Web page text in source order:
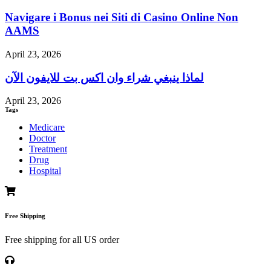
Navigare i Bonus nei Siti di Casino Online Non
AAMS
April 23, 2026
لماذا ينبغي شراء وان اكس بت للايفون الآن
April 23, 2026
Tags
Medicare
Doctor
Treatment
Drug
Hospital
Free Shipping
Free shipping for all US order